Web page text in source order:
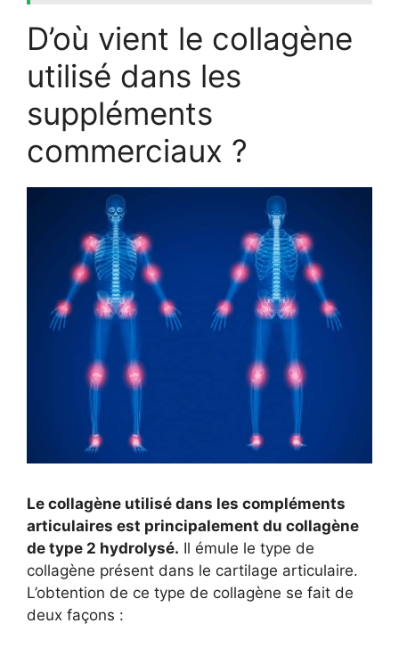
D’où vient le collagène
utilisé dans les
suppléments
commerciaux ?
Le collagène utilisé dans les compléments
articulaires est principalement du collagène
de type 2 hydrolysé. Il émule le type de
collagène présent dans le cartilage articulaire.
L’obtention de ce type de collagène se fait de
deux façons :